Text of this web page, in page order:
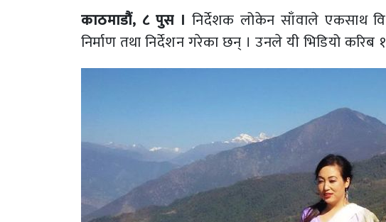
काठमाडौं, ८ पुस । निर्देशक लोकेन साँवाले एकसाथ
निर्माण तथा निर्देशन गरेका छन् । उनले यी भिडियो